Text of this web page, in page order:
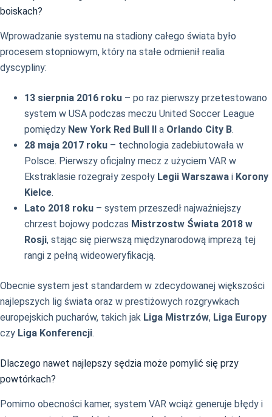
boiskach?
Wprowadzanie systemu na stadiony całego świata było
procesem stopniowym, który na stałe odmienił realia
dyscypliny:
13 sierpnia 2016 roku – po raz pierwszy przetestowano
system w USA podczas meczu United Soccer League
pomiędzy New York Red Bull II a Orlando City B.
28 maja 2017 roku – technologia zadebiutowała w
Polsce. Pierwszy oficjalny mecz z użyciem VAR w
Ekstraklasie rozegrały zespoły Legii Warszawa i Korony
Kielce.
Lato 2018 roku – system przeszedł najważniejszy
chrzest bojowy podczas Mistrzostw Świata 2018 w
Rosji, stając się pierwszą międzynarodową imprezą tej
rangi z pełną wideoweryfikacją.
Obecnie system jest standardem w zdecydowanej większości
najlepszych lig świata oraz w prestiżowych rozgrywkach
europejskich pucharów, takich jak Liga Mistrzów, Liga Europy
czy Liga Konferencji.
Dlaczego nawet najlepszy sędzia może pomylić się przy
powtórkach?
Pomimo obecności kamer, system VAR wciąż generuje błędy i